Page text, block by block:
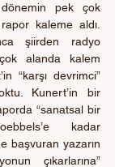
pek çok
rapor kaleme aldı.
şiirden radyo
alanda kalem
“karşı devrimci”
Kunert’in bir
“sanatsal bir
kadar
başvuran yazarın
çıkarlarına”